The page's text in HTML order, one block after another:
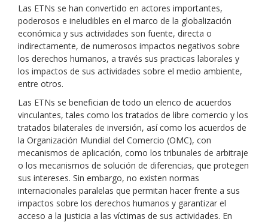
Las ETNs se han convertido en actores importantes,
poderosos e ineludibles en el marco de la globalización
económica y sus actividades son fuente, directa o
indirectamente, de numerosos impactos negativos sobre
los derechos humanos, a través sus practicas laborales y
los impactos de sus actividades sobre el medio ambiente,
entre otros.
Las ETNs se benefician de todo un elenco de acuerdos
vinculantes, tales como los tratados de libre comercio y los
tratados bilaterales de inversión, así como los acuerdos de
la Organización Mundial del Comercio (OMC), con
mecanismos de aplicación, como los tribunales de arbitraje
o los mecanismos de solución de diferencias, que protegen
sus intereses. Sin embargo, no existen normas
internacionales paralelas que permitan hacer frente a sus
impactos sobre los derechos humanos y garantizar el
acceso a la justicia a las víctimas de sus actividades. En